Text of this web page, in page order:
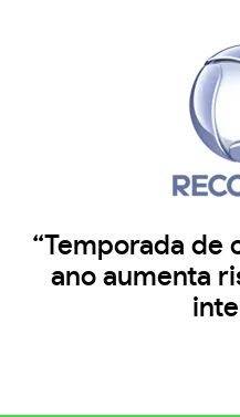
“Temporada de
ano aumenta